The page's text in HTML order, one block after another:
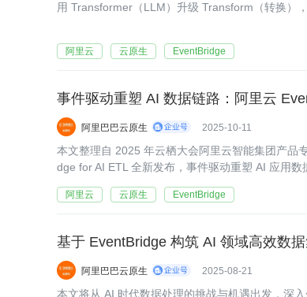
用 Transformer（LLM）升级 Transform（转换）
阿里云 云原生 EventBridge
事件驱动重塑 AI 数据链路：阿里云
阿里巴巴云原生 2025-10-11
本文整理自 2025 年云栖大会阿里云智能集团产品
dge for AI ETL 全新发布，事件驱动重塑 AI 应用数
阿里云 云原生 EventBridge
基于 EventBridge 构筑 AI 领域高效数
阿里巴巴云原生 2025-08-21
本文将从 AI 时代数据处理的挑战与机遇出发，深